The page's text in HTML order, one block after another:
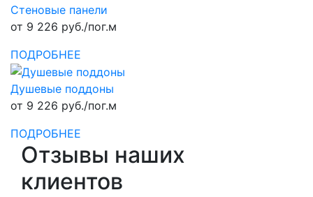
Стеновые панели
от 9 226 руб./пог.м
ПОДРОБНЕЕ
Душевые поддоны
от 9 226 руб./пог.м
ПОДРОБНЕЕ
Отзывы наших
клиентов